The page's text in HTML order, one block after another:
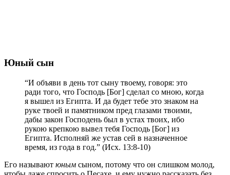
Юный сын
“И объяви в день тот сыну твоему, говоря: это
ради того, что Господь [Бог] сделал со мною, когда
я вышел из Египта. И да будет тебе это знаком на
руке твоей и памятником пред глазами твоими,
дабы закон Господень был в устах твоих, ибо
рукою крепкою вывел тебя Господь [Бог] из
Египта. Исполняй же устав сей в назначенное
время, из года в год.” (Исх. 13:8-10)
Его называют юным сыном, потому что он слишком молод,